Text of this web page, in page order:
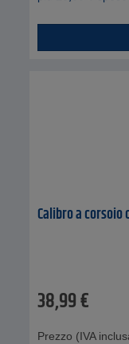
Calibro a corsoio
38,99€
Prezzo (IVA